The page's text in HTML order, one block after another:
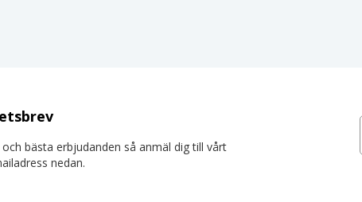
bästa erbjudanden så anmäl dig till vårt
nedan.